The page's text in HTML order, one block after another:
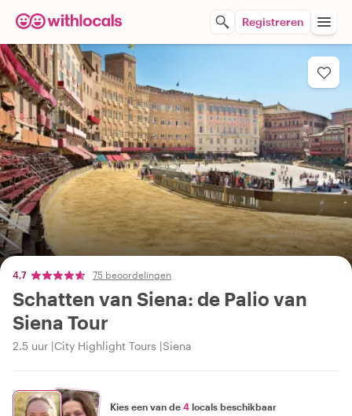
Registreren
4,7 75 beoordelingen
Schatten van Siena: de Palio van
Siena Tour
2.5 uur City Highlight Tours Siena
Kies een van de 4 locals beschikbaar